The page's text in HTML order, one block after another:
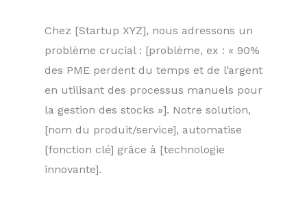
Chez [Startup XYZ], nous adressons un
problème crucial : [problème, ex : « 90%
des PME perdent du temps et de l’argent
en utilisant des processus manuels pour
la gestion des stocks »]. Notre solution,
[nom du produit/service], automatise
[fonction clé] grâce à [technologie
innovante].